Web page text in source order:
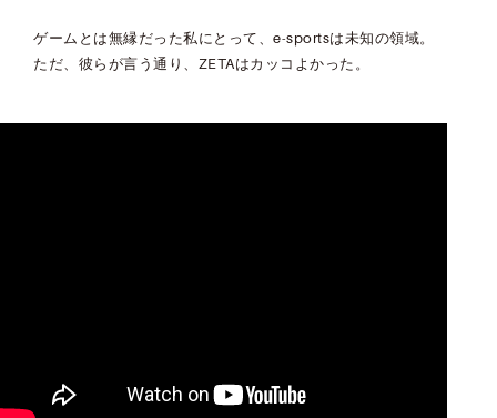
ゲームとは無縁だった私にとって、e-sportsは未知の領域。
ただ、彼らが言う通り、ZETAはカッコよかった。